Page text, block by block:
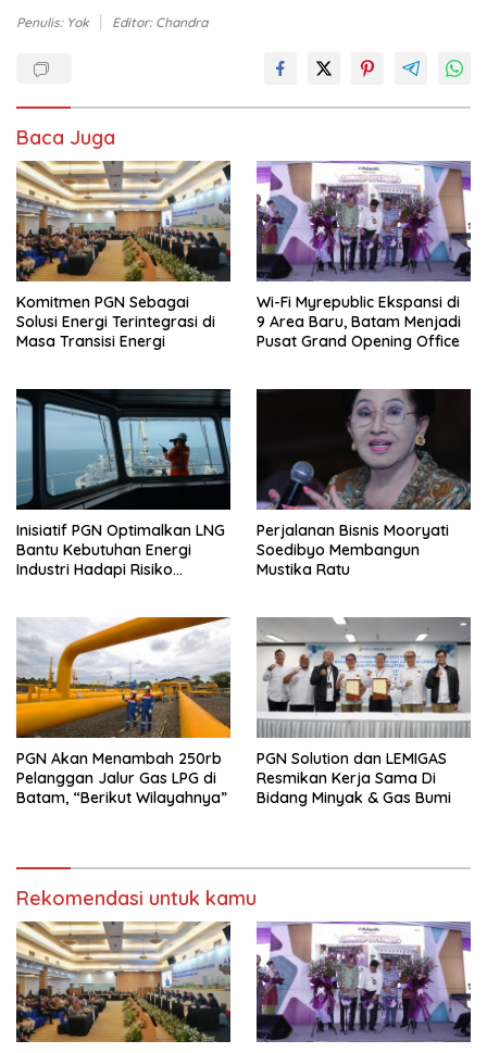
Penulis: Yok Editor: Chandra
Baca Juga
Komitmen PGN Sebagai
Solusi Energi Terintegrasi di
Masa Transisi Energi
Wi-Fi Myrepublic Ekspansi di
9 Area Baru, Batam Menjadi
Pusat Grand Opening Office
Inisiatif PGN Optimalkan LNG
Bantu Kebutuhan Energi
Industri Hadapi Risiko
Perjalanan Bisnis Mooryati
Soedibyo Membangun
Mustika Ratu
PGN Akan Menambah 250rb
Pelanggan Jalur Gas LPG di
Batam, “Berikut Wilayahnya”
PGN Solution dan LEMIGAS
Resmikan Kerja Sama Di
Bidang Minyak & Gas Bumi
Rekomendasi untuk kamu